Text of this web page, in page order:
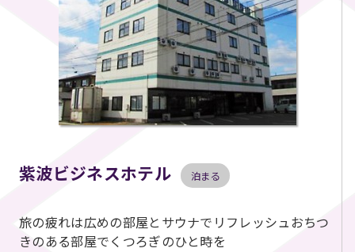
紫波ビジネスホテル 泊まる
旅の疲れは広めの部屋とサウナでリフレッシュおちつ
きのある部屋でくつろぎのひと時を